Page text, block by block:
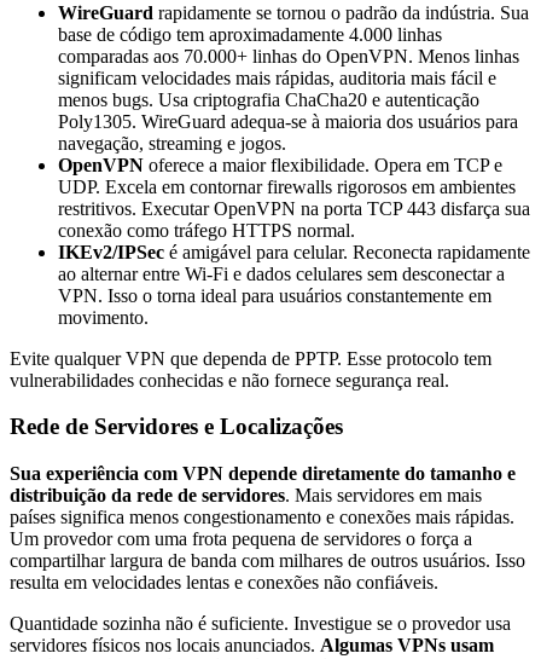
WireGuard rapidamente se tornou o padrão da indústria. Sua
base de código tem aproximadamente 4.000 linhas
comparadas aos 70.000+ linhas do OpenVPN. Menos linhas
significam velocidades mais rápidas, auditoria mais fácil e
menos bugs. Usa criptografia ChaCha20 e autenticação
Poly1305. WireGuard adequa-se à maioria dos usuários para
navegação, streaming e jogos.
OpenVPN oferece a maior flexibilidade. Opera em TCP e
UDP. Excela em contornar firewalls rigorosos em ambientes
restritivos. Executar OpenVPN na porta TCP 443 disfarça sua
conexão como tráfego HTTPS normal.
IKEv2/IPSec é amigável para celular. Reconecta rapidamente
ao alternar entre Wi-Fi e dados celulares sem desconectar a
VPN. Isso o torna ideal para usuários constantemente em
movimento.
Evite qualquer VPN que dependa de PPTP. Esse protocolo tem
vulnerabilidades conhecidas e não fornece segurança real.
Rede de Servidores e Localizações
Sua experiência com VPN depende diretamente do tamanho e
distribuição da rede de servidores. Mais servidores em mais
países significa menos congestionamento e conexões mais rápidas.
Um provedor com uma frota pequena de servidores o força a
compartilhar largura de banda com milhares de outros usuários. Isso
resulta em velocidades lentas e conexões não confiáveis.
Quantidade sozinha não é suficiente. Investigue se o provedor usa
servidores físicos nos locais anunciados. Algumas VPNs usam